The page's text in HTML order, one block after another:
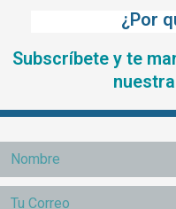
¿Por
Subscríbete y te